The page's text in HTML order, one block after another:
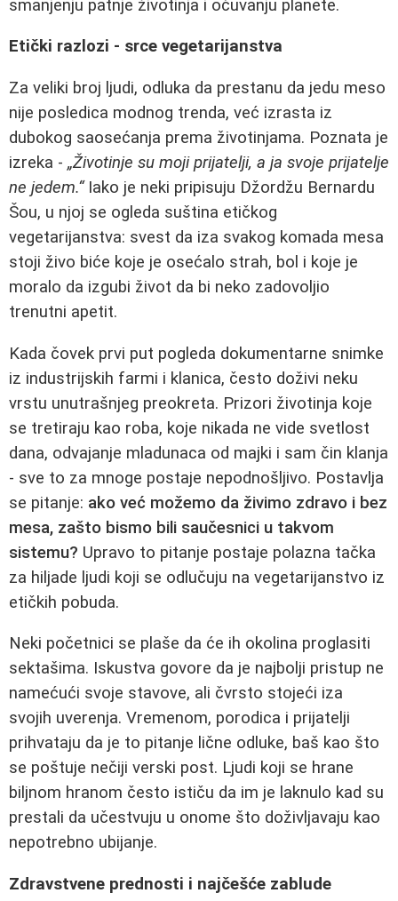
smanjenju patnje životinja i očuvanju planete.
Etički razlozi - srce vegetarijanstva
Za veliki broj ljudi, odluka da prestanu da jedu meso
nije posledica modnog trenda, već izrasta iz
dubokog saosećanja prema životinjama. Poznata je
izreka - „Životinje su moji prijatelji, a ja svoje prijatelje
ne jedem.“Iako je neki pripisuju Džordžu Bernardu
Šou, u njoj se ogleda suština etičkog
vegetarijanstva: svest da iza svakog komada mesa
stoji živo biće koje je osećalo strah, bol i koje je
moralo da izgubi život da bi neko zadovoljio
trenutni apetit.
Kada čovek prvi put pogleda dokumentarne snimke
iz industrijskih farmi i klanica, često doživi neku
vrstu unutrašnjeg preokreta. Prizori životinja koje
se tretiraju kao roba, koje nikada ne vide svetlost
dana, odvajanje mladunaca od majki i sam čin klanja
- sve to za mnoge postaje nepodnošljivo. Postavlja
se pitanje: ako već možemo da živimo zdravo i bez
mesa, zašto bismo bili saučesnici u takvom
sistemu? Upravo to pitanje postaje polazna tačka
za hiljade ljudi koji se odlučuju na vegetarijanstvo iz
etičkih pobuda.
Neki početnici se plaše da će ih okolina proglasiti
sektašima. Iskustva govore da je najbolji pristup ne
namećući svoje stavove, ali čvrsto stojeći iza
svojih uverenja. Vremenom, porodica i prijatelji
prihvataju da je to pitanje lične odluke, baš kao što
se poštuje nečiji verski post. Ljudi koji se hrane
biljnom hranom često ističu da im je laknulo kad su
prestali da učestvuju u onome što doživljavaju kao
nepotrebno ubijanje.
Zdravstvene prednosti i najčešće zablude